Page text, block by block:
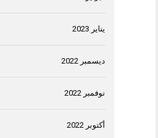
يناير 2023
ديسمبر 2022
نوفمبر 2022
أكتوبر 2022